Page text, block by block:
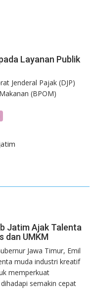
Layanan Publik
Jenderal Pajak (DJP)
(BPOM)
Jatim Ajak Talenta
dan UMKM
Jawa Timur, Emil
muda industri kreatif
memperkuat
semakin cepat